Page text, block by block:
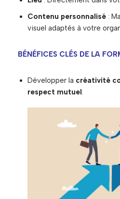
Contenu personnalisé :
visuel adaptés à votre
BÉNÉFICES CLÉS DE LA
Développer la créativité
respect mutuel